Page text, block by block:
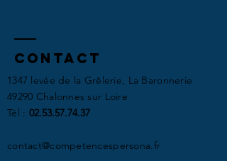
Contact
1347 levée de la Grêlerie, La Baronnerie
49290 Chalonnes sur Loire​​
Tél : 02.53.57.74.37
contact@competencespersona.fr